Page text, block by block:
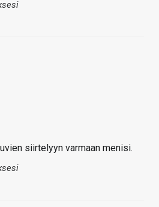
siirtelyyn varmaan menisi.